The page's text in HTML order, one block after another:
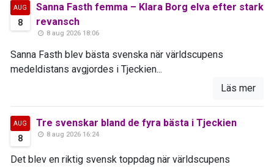
AUG
8
Sanna Fasth femma – Klara Borg elva efter stark
revansch
8 aug 2026 18:06
Sanna Fasth blev bästa svenska när världscupens
medeldistans avgjordes i Tjeckien...
Läs mer
AUG
8
Tre svenskar bland de fyra bästa i Tjeckien
8 aug 2026 16:24
Det blev en riktig svensk toppdag när världscupens